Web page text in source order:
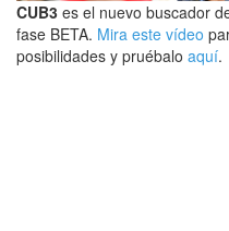
CUB3 es el nuevo buscador
fase BETA. Mira este vídeo
posibilidades y pruébalo aquí.